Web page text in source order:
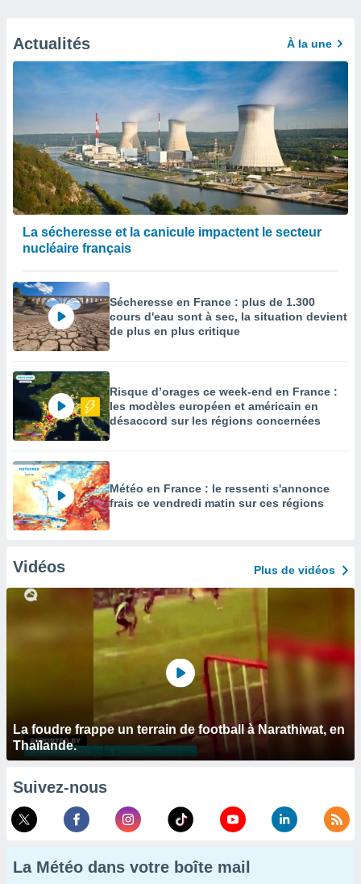
Actualités À la une
La sécheresse et la canicule impactent le secteur
nucléaire français
Sécheresse en France : plus de 1.300
cours d'eau sont à sec, la situation devient
de plus en plus critique
Risque d’orages ce week-end en France :
les modèles européen et américain en
désaccord sur les régions concernées
Météo en France : le ressenti s'annonce
frais ce vendredi matin sur ces régions
Vidéos Plus de vidéos
La foudre frappe un terrain de football à Narathiwat, en
Thaïlande.
Suivez-nous
La Météo dans votre boîte mail